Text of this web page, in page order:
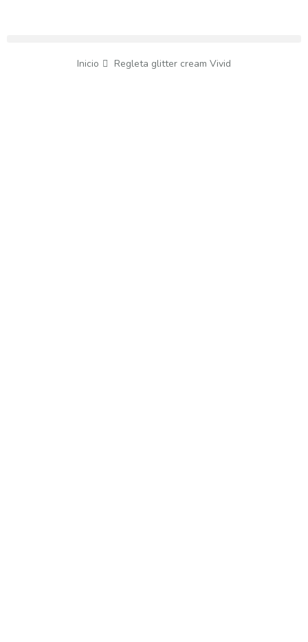
Inicio Regleta glitter cream Vivid